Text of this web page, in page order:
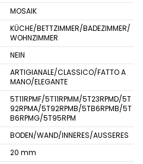
MOSAIK
KÜCHE/BETTZIMMER/BADEZIMMER/
WOHNZIMMER
NEIN
ARTIGIANALE/CLASSICO/FATTO A
MANO/ELEGANTE
5T11RPMF/5T11RPMM/5T23RPMD/5T
92RPMA/5T92RPMB/5TB6RPMB/5T
B6RPMG/5T95RPM
BODEN/WAND/INNERES/AUSSERES
20 mm